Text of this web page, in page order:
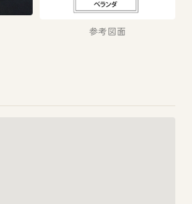
参考図面